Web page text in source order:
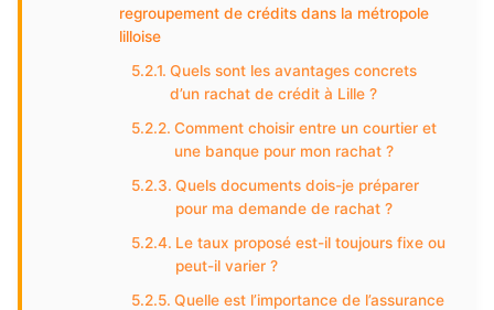
regroupement de crédits dans la métropole
lilloise
Quels sont les avantages concrets
d’un rachat de crédit à Lille ?
Comment choisir entre un courtier et
une banque pour mon rachat ?
Quels documents dois-je préparer
pour ma demande de rachat ?
Le taux proposé est-il toujours fixe ou
peut-il varier ?
Quelle est l’importance de l’assurance